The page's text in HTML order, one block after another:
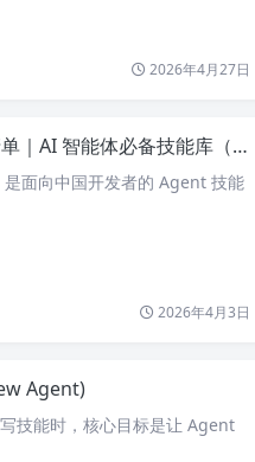
2026年4月27日
体必备技能库（2026 最新整理）
面向中国开发者的 Agent 技能
2026年4月3日
Agent)
技能时，核心目标是让 Agent